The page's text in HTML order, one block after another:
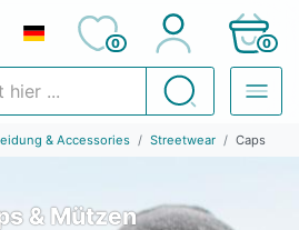
Suchen
0 0
& Accessories Streetwear Caps
& Mützen